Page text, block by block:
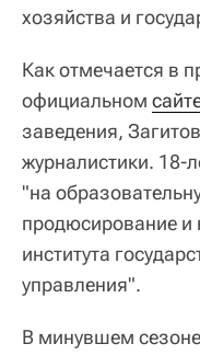
хозяйства и
Как отмечается в
официальном
заведения,
журналистики. 18-
"на
продюсирование и
института
управления".
В минувшем